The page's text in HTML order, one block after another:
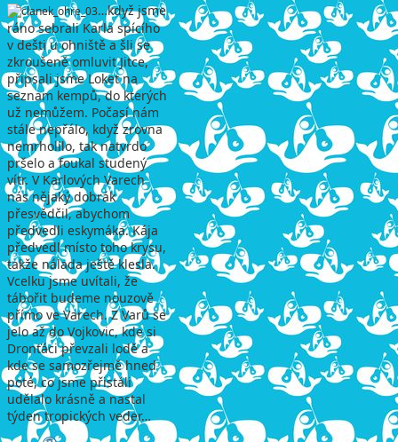
…když jsme
ráno sebrali Karla spícího
v dešti u ohniště a šli se
zkroušeně omluvit Jitce,
připsali jsme Loket na
seznam kempů, do kterých
už nemůžem. Počasí nám
stále nepřálo, když zrovna
nemrholilo, tak natvrdo
pršelo a foukal studený
vítr. V Karlových Varech
nás nějaký dobrák
přesvědčil, abychom
předvedli eskymáka. Kája
předvedl místo toho krysu,
takže nálada ještě klesla.
Vcelku jsme uvítali, že
tábořit budeme nouzově
přímo ve Varech. Z Varů se
jelo až do Vojkovic, kde si
Dronťáci převzali lodě a
kde se samozřejmě hned
poté, co jsme přistáli
udělalo krásně a nastal
týden tropických veder…